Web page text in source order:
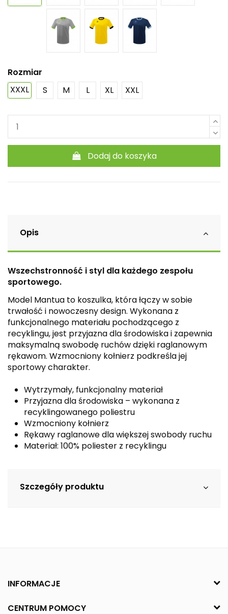
Rozmiar
XXXL
S M L XL XXL
Dodaj do koszyka
Opis
Wszechstronność i styl dla każdego zespołu
sportowego.
Model Mantua to koszulka, która łączy w sobie
trwałość i nowoczesny design. Wykonana z
funkcjonalnego materiału pochodzącego z
recyklingu, jest przyjazna dla środowiska i zapewnia
maksymalną swobodę ruchów dzięki raglanowym
rękawom. Wzmocniony kołnierz podkreśla jej
sportowy charakter.
Wytrzymały, funkcjonalny materiał
Przyjazna dla środowiska – wykonana z
recyklingowanego poliestru
Wzmocniony kołnierz
Rękawy raglanowe dla większej swobody ruchu
Materiał: 100% poliester z recyklingu
Szczegóły produktu
INFORMACJE
CENTRUM POMOCY